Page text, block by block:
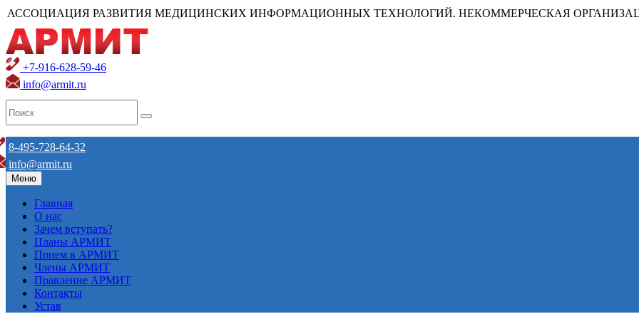
АССОЦИАЦИЯ РАЗВИТИЯ МЕДИЦИНСКИХ ИНФОРМАЦИОННЫХ ТЕХНОЛОГИЙ. НЕКОММЕРЧЕСКАЯ
+7-916-628-59-46
info@armit.ru
8-495-728-64-32
info@armit.ru
Меню
Главная
О нас
Зачем вступать?
Планы АРМИТ
Прием в АРМИТ
Члены АРМИТ
Правление АРМИТ
Контакты
Устав